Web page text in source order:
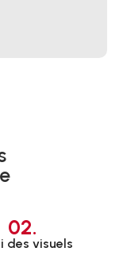
02.
des visuels